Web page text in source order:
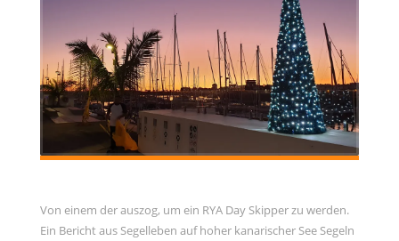
Von einem der auszog, um ein RYA Day Skipper zu werden.
Ein Bericht aus Segelleben auf hoher kanarischer See Segeln